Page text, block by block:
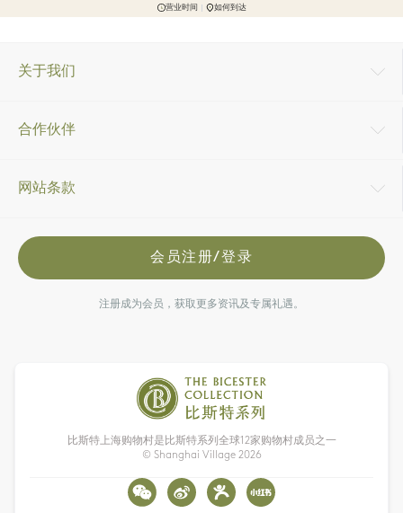
营业时间 如何到达
关于我们
合作伙伴
网站条款
会员注册/登录
注册成为会员，获取更多资讯及专属礼遇。
比斯特上海购物村是比斯特系列全球12家购物村成员之一
© Shanghai Village 2026